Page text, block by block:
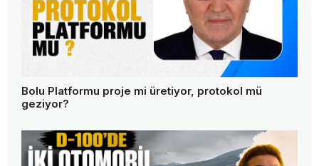
Bolu Platformu proje mi üretiyor, protokol mü
geziyor?